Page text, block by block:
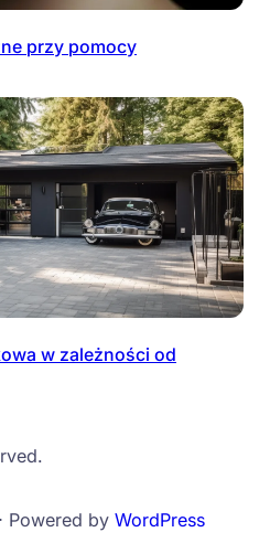
przy pomocy
w zależności od
⋅ Powered by WordPress